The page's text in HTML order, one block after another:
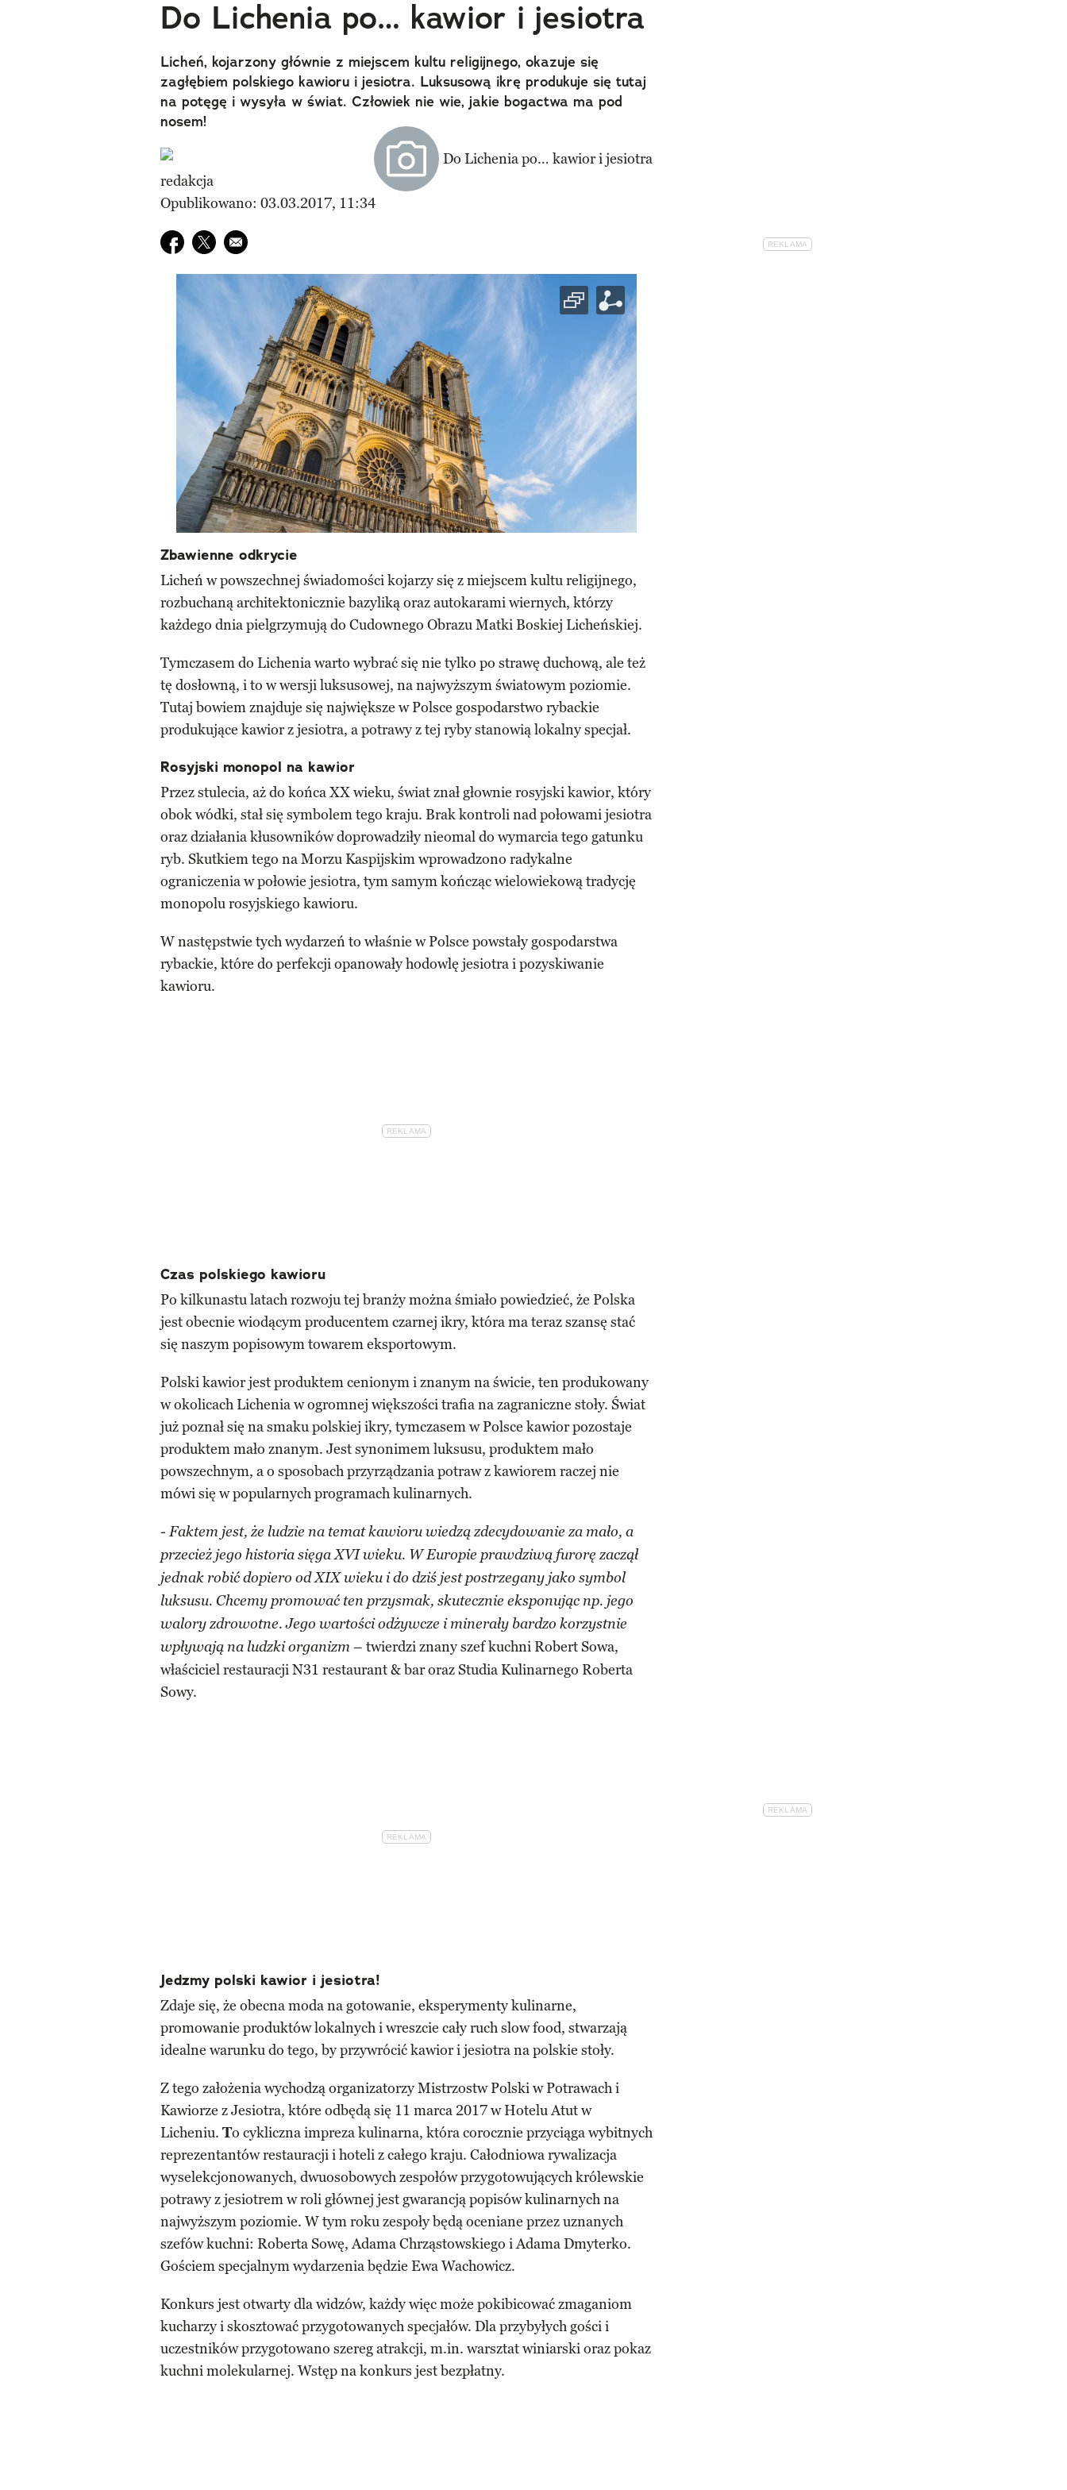
Do Lichenia po… kawior i jesiotra
Licheń, kojarzony głównie z miejscem kultu religijnego, okazuje się
zagłębiem polskiego kawioru i jesiotra. Luksusową ikrę produkuje się tutaj
na potęgę i wysyła w świat. Człowiek nie wie, jakie bogactwa ma pod
nosem!
redakcja
Opublikowano: 03.03.2017, 11:34
Udostępnij na facebook
Udostępnij na twitter
E-mail do przyjaciela
Zbawienne odkrycie
Licheń w powszechnej świadomości kojarzy się z miejscem kultu religijnego,
rozbuchaną architektonicznie bazyliką oraz autokarami wiernych, którzy
każdego dnia pielgrzymują do Cudownego Obrazu Matki Boskiej Licheńskiej.
Tymczasem do Lichenia warto wybrać się nie tylko po strawę duchową, ale też
tę dosłowną, i to w wersji luksusowej, na najwyższym światowym poziomie.
Tutaj bowiem znajduje się największe w Polsce gospodarstwo rybackie
produkujące kawior z jesiotra, a potrawy z tej ryby stanowią lokalny specjał.
Rosyjski monopol na kawior
Przez stulecia, aż do końca XX wieku, świat znał głownie rosyjski kawior, który
obok wódki, stał się symbolem tego kraju. Brak kontroli nad połowami jesiotra
oraz działania kłusowników doprowadziły nieomal do wymarcia tego gatunku
ryb. Skutkiem tego na Morzu Kaspijskim wprowadzono radykalne
ograniczenia w połowie jesiotra, tym samym kończąc wielowiekową tradycję
monopolu rosyjskiego kawioru.
W następstwie tych wydarzeń to właśnie w Polsce powstały gospodarstwa
rybackie, które do perfekcji opanowały hodowlę jesiotra i pozyskiwanie
kawioru.
Czas polskiego kawioru
Po kilkunastu latach rozwoju tej branży można śmiało powiedzieć, że Polska
jest obecnie wiodącym producentem czarnej ikry, która ma teraz szansę stać
się naszym popisowym towarem eksportowym.
Polski kawior jest produktem cenionym i znanym na świcie, ten produkowany
w okolicach Lichenia w ogromnej większości trafia na zagraniczne stoły. Świat
już poznał się na smaku polskiej ikry, tymczasem w Polsce kawior pozostaje
produktem mało znanym. Jest synonimem luksusu, produktem mało
powszechnym, a o sposobach przyrządzania potraw z kawiorem raczej nie
mówi się w popularnych programach kulinarnych.
-Faktem jest, że ludzie na temat kawioru wiedzą zdecydowanie za mało, a
przecież jego historia sięga XVI wieku. W Europie prawdziwą furorę zaczął
jednak robić dopiero od XIX wieku i do dziś jest postrzegany jako symbol
luksusu. Chcemy promować ten przysmak, skutecznie eksponując np. jego
walory zdrowotne. Jego wartości odżywcze i minerały bardzo korzystnie
wpływają na ludzki organizm – twierdzi znany szef kuchni Robert Sowa,
właściciel restauracji N31 restaurant & bar oraz Studia Kulinarnego Roberta
Sowy.
Jedzmy polski kawior i jesiotra!
Zdaje się, że obecna moda na gotowanie, eksperymenty kulinarne,
promowanie produktów lokalnych i wreszcie cały ruch slow food, stwarzają
idealne warunku do tego, by przywrócić kawior i jesiotra na polskie stoły.
Z tego założenia wychodzą organizatorzy Mistrzostw Polski w Potrawach i
Kawiorze z Jesiotra, które odbędą się 11 marca 2017 w Hotelu Atut w
Licheniu. To cykliczna impreza kulinarna, która corocznie przyciąga wybitnych
reprezentantów restauracji i hoteli z całego kraju. Całodniowa rywalizacja
wyselekcjonowanych, dwuosobowych zespołów przygotowujących królewskie
potrawy z jesiotrem w roli głównej jest gwarancją popisów kulinarnych na
najwyższym poziomie. W tym roku zespoły będą oceniane przez uznanych
szefów kuchni: Roberta Sowę, Adama Chrząstowskiego i Adama Dmyterko.
Gościem specjalnym wydarzenia będzie Ewa Wachowicz.
Konkurs jest otwarty dla widzów, każdy więc może pokibicować zmaganiom
kucharzy i skosztować przygotowanych specjałów. Dla przybyłych gości i
uczestników przygotowano szereg atrakcji, m.in. warsztat winiarski oraz pokaz
kuchni molekularnej. Wstęp na konkurs jest bezpłatny.